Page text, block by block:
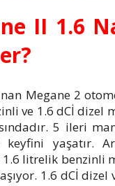
II 1.6
Megane 2
ve 1.6 dCİ
5 ileri
keyfini yaşatır.
1.6 litrelik
1.6 dCİ